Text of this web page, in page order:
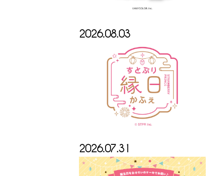
2026.08.03
2026.07.31